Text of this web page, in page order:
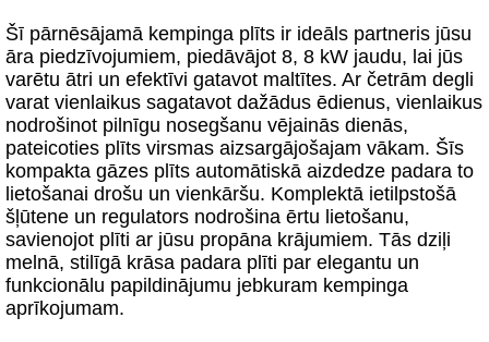
Šī pārnēsājamā kempinga plīts ir ideāls partneris jūsu
āra piedzīvojumiem, piedāvājot 8, 8 kW jaudu, lai jūs
varētu ātri un efektīvi gatavot maltītes. Ar četrām degli
varat vienlaikus sagatavot dažādus ēdienus, vienlaikus
nodrošinot pilnīgu nosegšanu vējainās dienās,
pateicoties plīts virsmas aizsargājošajam vākam. Šīs
kompakta gāzes plīts automātiskā aizdedze padara to
lietošanai drošu un vienkāršu. Komplektā ietilpstošā
šļūtene un regulators nodrošina ērtu lietošanu,
savienojot plīti ar jūsu propāna krājumiem. Tās dziļi
melnā, stilīgā krāsa padara plīti par elegantu un
funkcionālu papildinājumu jebkuram kempinga
aprīkojumam.